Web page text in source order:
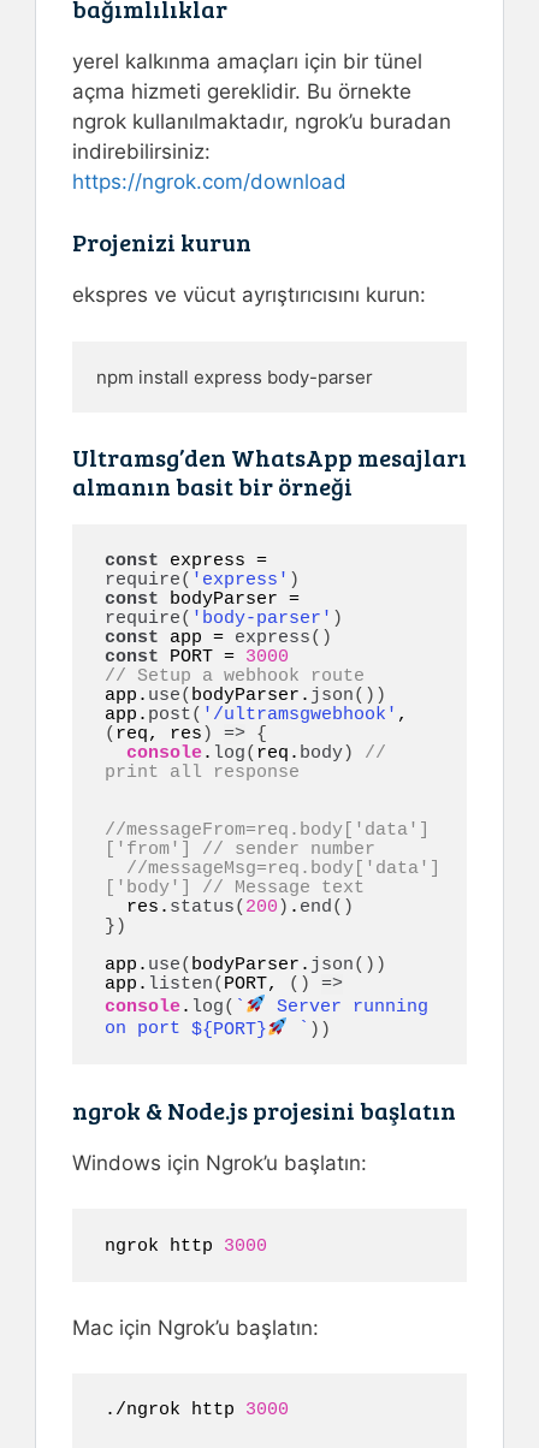
bağımlılıklar
yerel kalkınma amaçları için bir tünel
açma hizmeti gereklidir. Bu örnekte
ngrok kullanılmaktadır, ngrok’u buradan
indirebilirsiniz:
https://ngrok.com/download
Projenizi kurun
ekspres ve vücut ayrıştırıcısını kurun:
npm install express body-parser
Ultramsg’den WhatsApp mesajları
almanın basit bir örneği
const
require( 'express' )
const
require( 'body-parser' )
const app = express( )
const PORT = 3000
// Setup a webhook route
app. use( bodyParser. json( ) )
app. post( '/ultramsgwebhook'
( req, res ) => {
console. log( req. body)
//
print all response
//messageFrom=req.body['data']
['from'] // sender number
//messageMsg=req.body['data']
['body'] // Message text
  res.
status( 200 ) . end( )
} )
app. use( bodyParser. json( ) )
app. listen( PORT, ( )
=>
console. log( `
Server running
on port ${PORT} ` ) )
ngrok & Node.js projesini başlatın
Windows için Ngrok’u başlatın:
ngrok http 3000
Mac için Ngrok’u başlatın:
./ngrok http 3000